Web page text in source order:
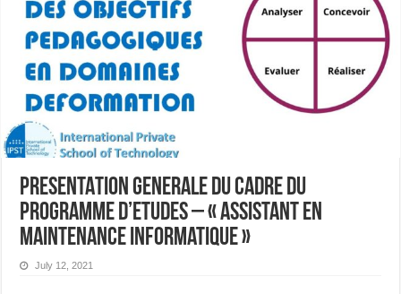
PRESENTATION GENERALE DU CADRE DU
PROGRAMME D’ETUDES – « Assistant en
Maintenance Informatique »
July 12, 2021